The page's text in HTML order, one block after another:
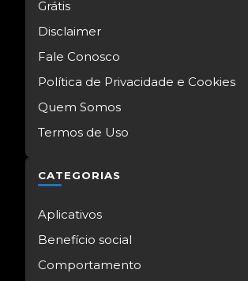
Grátis
Disclaimer
Fale Conosco
Política de Privacidade e Cookies
Quem Somos
Termos de Uso
CATEGORIAS
Aplicativos
Benefício social
Comportamento